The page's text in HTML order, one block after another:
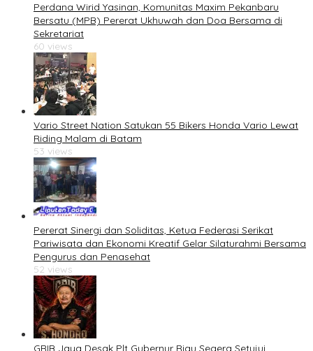
Perdana Wirid Yasinan, Komunitas Maxim Pekanbaru
Bersatu (MPB) Pererat Ukhuwah dan Doa Bersama di
Sekretariat
60 views
Vario Street Nation Satukan 55 Bikers Honda Vario Lewat
Riding Malam di Batam
53 views
Pererat Sinergi dan Soliditas, Ketua Federasi Serikat
Pariwisata dan Ekonomi Kreatif Gelar Silaturahmi Bersama
Pengurus dan Penasehat
52 views
GRIB Jaya Desak Plt Gubernur Riau Segera Setujui